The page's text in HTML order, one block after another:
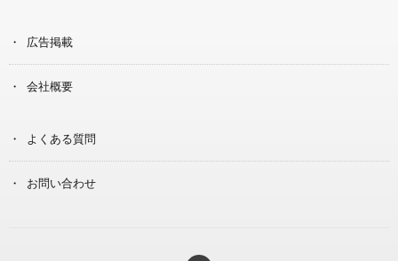
広告掲載
会社概要
よくある質問
お問い合わせ